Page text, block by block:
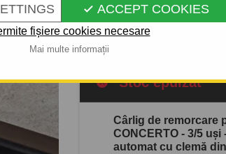
 ACCEPT COOKIES
fișiere cookies necesare
Mai multe informații
Descrierea completă a
Stoc epuizat
Cârlig de remorcare
CONCERTO - 3/5
automat cu clemă